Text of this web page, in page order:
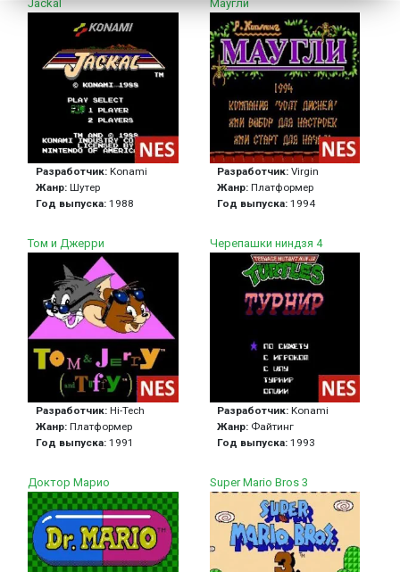
Jackal
Разработчик: Konami
Жанр: Шутер
Год выпуска: 1988
Маугли
Разработчик:Virgin
Жанр:Платформер
Год выпуска:1994
Том и Джерри
Разработчик: Hi-Tech
Жанр: Платформер
Год выпуска: 1991
Черепашки ниндзя 4
Разработчик:Konami
Жанр: Файтинг
Год выпуска:1993
Доктор Марио Super Mario Bros 3